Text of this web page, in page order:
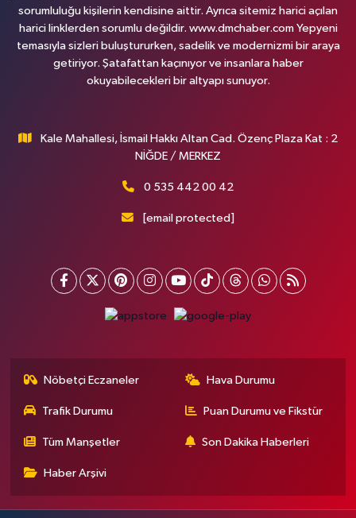
sorumluluğu kişilerin kendisine aittir. Ayrıca sitemiz harici açılan
harici linklerden sorumlu değildir. www.dmchaber.com Yepyeni
temasıyla sizleri buluştururken, sadelik ve modernizmi bir araya
getiriyor. Şatafattan kaçınıyor ve insanlara haber
okuyabilecekleri bir altyapı sunuyor.
Kale Mahallesi, İsmail Hakkı Altan Cad. Özenç Plaza Kat : 2
NİĞDE / MERKEZ
0 535 442 00 42
[email protected]
Nöbetçi Eczaneler Hava Durumu
Trafik Durumu Puan Durumu ve Fikstür
Tüm Manşetler Son Dakika Haberleri
Haber Arşivi